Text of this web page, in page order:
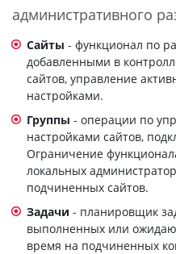
административного
Сайты - функционал по
добавленными в
сайтов, управление
настройками.
Группы - операции по
настройками сайтов,
Ограничение
локальных
подчиненных сайтов.
Задачи - планировщик
выполненных или
время на подчиненных